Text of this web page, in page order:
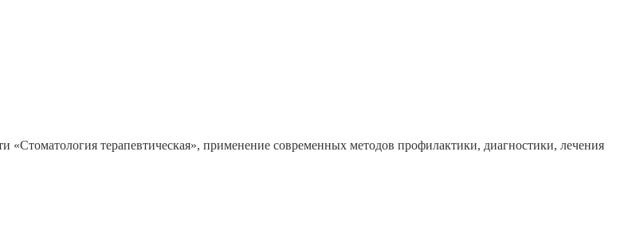
терапевтическая», применение современных методов профилактики, диагностики, лечения